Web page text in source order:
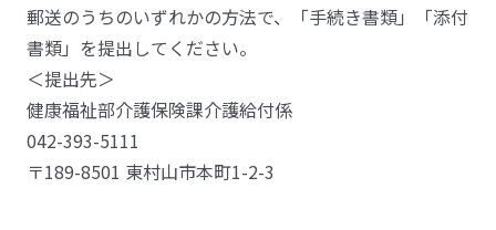
郵送のうちのいずれかの方法で、「手続き書類」「添付
書類」を提出してください。
＜提出先＞
健康福祉部介護保険課介護給付係
042-393-5111
〒189-8501 東村山市本町1-2-3